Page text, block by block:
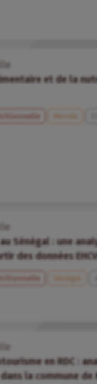
et de la
Monde
Sénégal : une
des données
Sénégal
en RDC :
la commune de